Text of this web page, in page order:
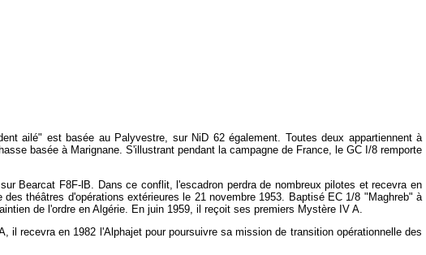
ailé" est basée au Palyvestre, sur NiD 62 également. Toutes deux appartiennent à
basée à Marignane. S'illustrant pendant la campagne de France, le GC I/8 remporte
Bearcat F8F-lB. Dans ce conflit, l'escadron perdra de nombreux pilotes et recevra en
théâtres d'opérations extérieures le 21 novembre 1953. Baptisé EC 1/8 "Maghreb" à
de l'ordre en Algérie. En juin 1959, il reçoit ses premiers Mystère IV A.
recevra en 1982 l'Alphajet pour poursuivre sa mission de transition opérationnelle des